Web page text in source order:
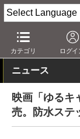
カテゴリ ログイ
AV Watch コンテ
ニュース
映画「ゆるキ
売。防水ステ